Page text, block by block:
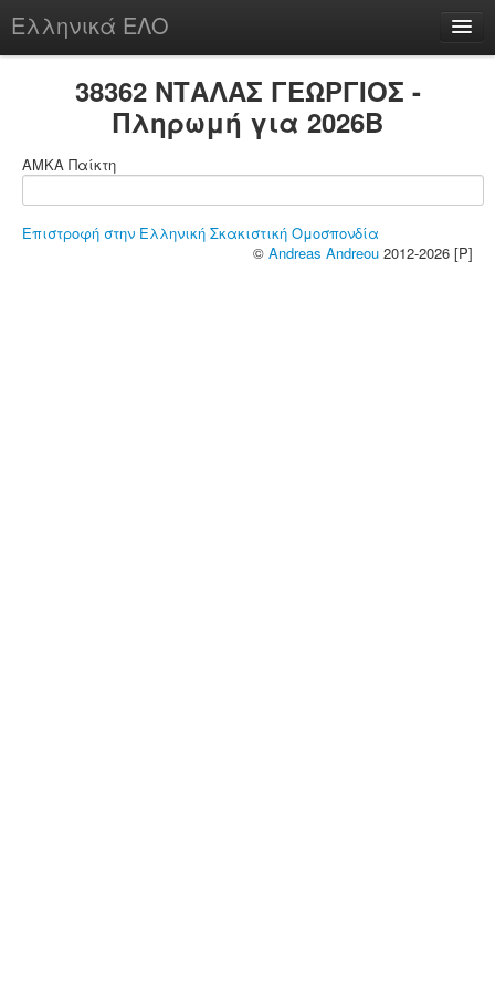
Ελληνικά ΕΛΟ
chesstu.be @ discord
38362 ΝΤΑΛΑΣ ΓΕΩΡΓΙΟΣ -
Πληρωμή για 2026B
ΑΜΚΑ Παίκτη
Επιστροφή στην Ελληνική Σκακιστική Ομοσπονδία
© Andreas Andreou 2012-2026 [P]